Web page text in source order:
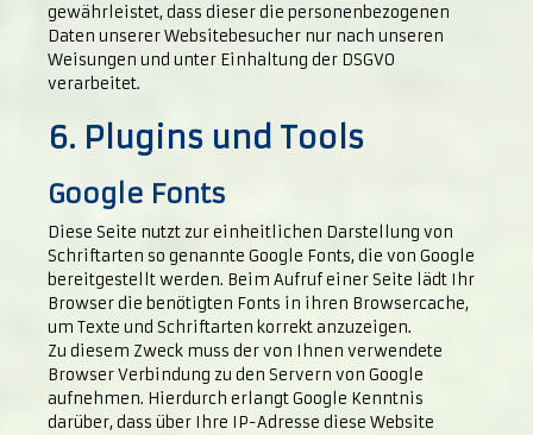
gewährleistet, dass dieser die personenbezogenen
Daten unserer Websitebesucher nur nach unseren
Weisungen und unter Einhaltung der DSGVO
verarbeitet.
6. Plugins und Tools
Google Fonts
Diese Seite nutzt zur einheitlichen Darstellung von
Schriftarten so genannte Google Fonts, die von Google
bereitgestellt werden. Beim Aufruf einer Seite lädt Ihr
Browser die benötigten Fonts in ihren Browsercache,
um Texte und Schriftarten korrekt anzuzeigen.
Zu diesem Zweck muss der von Ihnen verwendete
Browser Verbindung zu den Servern von Google
aufnehmen. Hierdurch erlangt Google Kenntnis
darüber, dass über Ihre IP-Adresse diese Website